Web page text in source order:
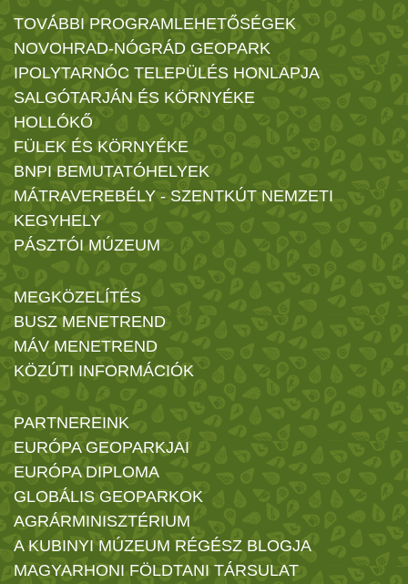
TOVÁBBI PROGRAMLEHETŐSÉGEK
NOVOHRAD-NÓGRÁD GEOPARK
IPOLYTARNÓC TELEPÜLÉS HONLAPJA
SALGÓTARJÁN ÉS KÖRNYÉKE
HOLLÓKŐ
FÜLEK ÉS KÖRNYÉKE
BNPI BEMUTATÓHELYEK
MÁTRAVEREBÉLY - SZENTKÚT NEMZETI
KEGYHELY
PÁSZTÓI MÚZEUM
MEGKÖZELÍTÉS
BUSZ MENETREND
MÁV MENETREND
KÖZÚTI INFORMÁCIÓK
PARTNEREINK
EURÓPA GEOPARKJAI
EURÓPA DIPLOMA
GLOBÁLIS GEOPARKOK
AGRÁRMINISZTÉRIUM
A KUBINYI MÚZEUM RÉGÉSZ BLOGJA
MAGYARHONI FÖLDTANI TÁRSULAT